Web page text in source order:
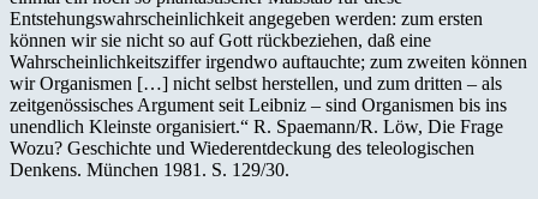
Entstehungswahrscheinlichkeit angegeben werden: zum ersten
können wir sie nicht so auf Gott rückbeziehen, daß eine
Wahrscheinlichkeitsziffer irgendwo auftauchte; zum zweiten können
wir Organismen […] nicht selbst herstellen, und zum dritten – als
zeitgenössisches Argument seit Leibniz – sind Organismen bis ins
unendlich Kleinste organisiert.“ R. Spaemann/R. Löw, Die Frage
Wozu? Geschichte und Wiederentdeckung des teleologischen
Denkens. München 1981. S. 129/30.